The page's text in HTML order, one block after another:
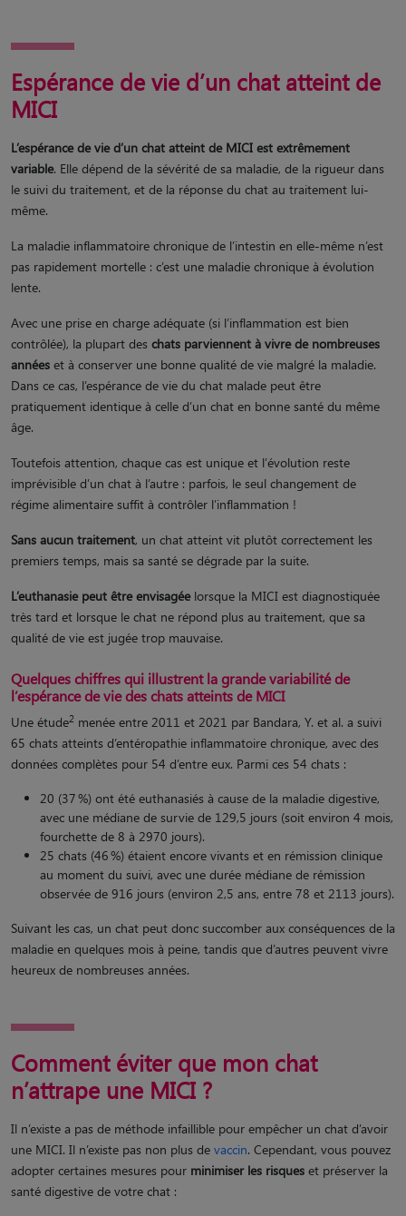
Espérance de vie d’un chat atteint de
MICI
L’espérance de vie d’un chat atteint de MICI est extrêmement
variable. Elle dépend de la sévérité de sa maladie, de la rigueur dans
le suivi du traitement, et de la réponse du chat au traitement lui-
même.
La maladie inflammatoire chronique de l’intestin en elle-même n’est
pas rapidement mortelle : c’est une maladie chronique à évolution
lente.
Avec une prise en charge adéquate (si l’inflammation est bien
contrôlée), la plupart des chats parviennent à vivre de nombreuses
années et à conserver une bonne qualité de vie malgré la maladie.
Dans ce cas, l’espérance de vie du chat malade peut être
pratiquement identique à celle d’un chat en bonne santé du même
âge.
Toutefois attention, chaque cas est unique et l’évolution reste
imprévisible d’un chat à l’autre : parfois, le seul changement de
régime alimentaire suffit à contrôler l’inflammation !
Sans aucun traitement, un chat atteint vit plutôt correctement les
premiers temps, mais sa santé se dégrade par la suite.
L’euthanasie peut être envisagéelorsque la MICI est diagnostiquée
très tard et lorsque le chat ne répond plus au traitement, que sa
qualité de vie est jugée trop mauvaise.
Quelques chiffres qui illustrent la grande variabilité de
l’espérance de vie des chats atteints de MICI
Une étude2 menée entre 2011 et 2021 par Bandara, Y. et al. a suivi
65 chats atteints d’entéropathie inflammatoire chronique, avec des
données complètes pour 54 d’entre eux. Parmi ces 54 chats :
20 (37 %) ont été euthanasiés à cause de la maladie digestive,
avec une médiane de survie de 129,5 jours (soit environ 4 mois,
fourchette de 8 à 2970 jours).
25 chats (46 %) étaient encore vivants et en rémission clinique
au moment du suivi, avec une durée médiane de rémission
observée de 916 jours (environ 2,5 ans, entre 78 et 2113 jours).
Suivant les cas, un chat peut donc succomber aux conséquences de la
maladie en quelques mois à peine, tandis que d’autres peuvent vivre
heureux de nombreuses années.
Comment éviter que mon chat
n’attrape une MICI ?
Il n’existe a pas de méthode infaillible pour empêcher un chat d’avoir
une MICI. Il n’existe pas non plus de vaccin. Cependant, vous pouvez
adopter certaines mesures pour minimiser les risques et préserver la
santé digestive de votre chat :